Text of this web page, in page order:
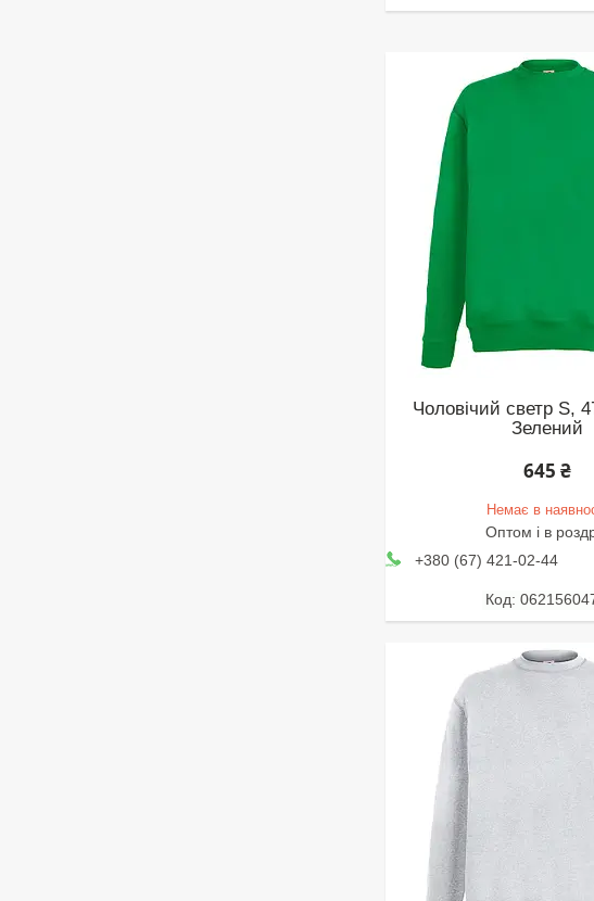
Чоловічий светр S,
Зелений
645 ₴
Немає в
Оптом і в
+380 (67) 421-02-44